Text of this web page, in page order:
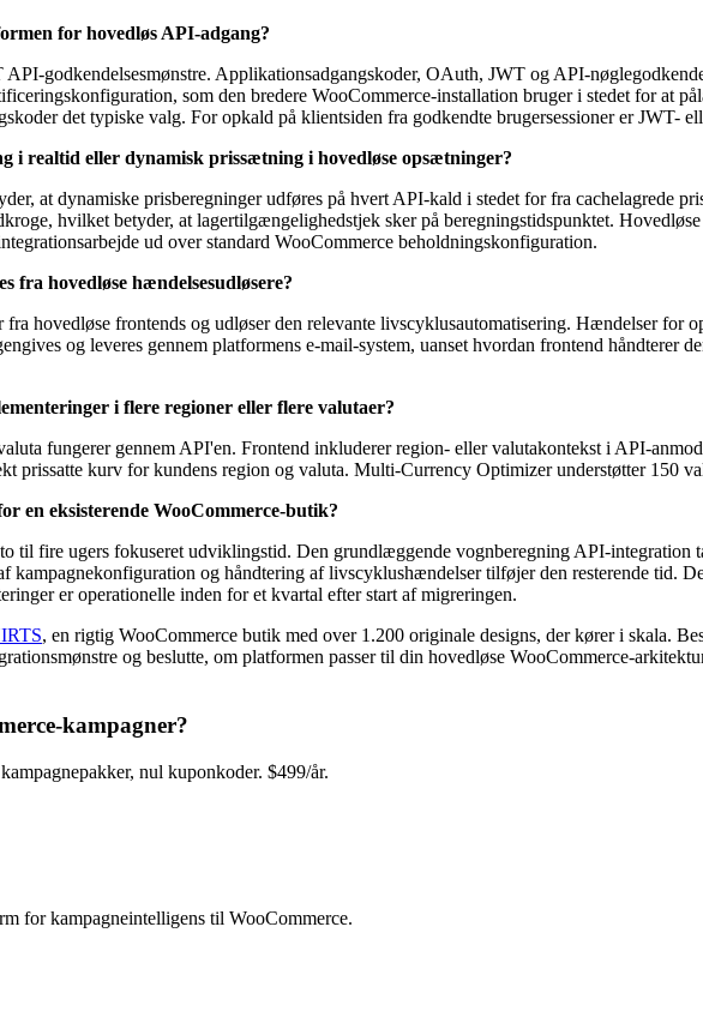
for hovedløs API-adgang?
godkendelsesmønstre. Applikationsadgangskoder, OAuth, JWT og API-
som den bredere WooCommerce-installation bruger i stedet for at
det typiske valg. For opkald på klientsiden fra godkendte brugersessioner er JWT-
i realtid eller dynamisk prissætning i hovedløse opsætninger?
at dynamiske prisberegninger udføres på hvert API-kald i stedet for fra cachelagrede
hvilket betyder, at lagertilgængelighedstjek sker på beregningstidspunktet.
ud over standard WooCommerce beholdningskonfiguration.
fra hovedløse hændelsesudløsere?
hovedløse frontends og udløser den relevante livscyklusautomatisering. Hændelser
og leveres gennem platformens e-mail-system, uanset hvordan frontend håndterer
i flere regioner eller flere valutaer?
fungerer gennem API'en. Frontend inkluderer region- eller valutakontekst i API-
prissatte kurv for kundens region og valuta. Multi-Currency Optimizer understøtter 150
en eksisterende WooCommerce-butik?
til fire ugers fokuseret udviklingstid. Den grundlæggende vognberegning API-integration
kampagnekonfiguration og håndtering af livscyklushændelser tilføjer den resterende tid.
er operationelle inden for et kvartal efter start af migreringen.
, en rigtig WooCommerce butik med over 1.200 originale designs, der kører i skala.
og beslutte, om platformen passer til din hovedløse WooCommerce-
kampagner?
nul kuponkoder. $499/år.
for kampagneintelligens til WooCommerce.